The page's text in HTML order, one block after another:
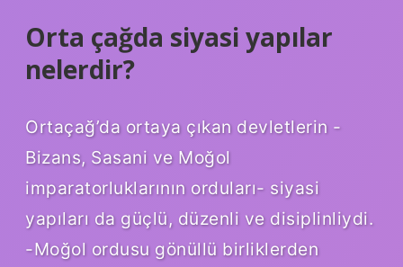
Orta çağda siyasi yapılar
nelerdir?
Ortaçağ’da ortaya çıkan devletlerin -
Bizans, Sasani ve Moğol
imparatorluklarının orduları- siyasi
yapıları da güçlü, düzenli ve disiplinliydi.
-Moğol ordusu gönüllü birliklerden